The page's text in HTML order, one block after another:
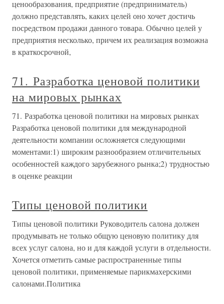
ценообразования, предприятие (предприниматель)
должно представлять, каких целей оно хочет достичь
посредством продажи данного товара. Обычно целей у
предприятия несколько, причем их реализация возможна
в краткосрочной,
71. Разработка ценовой политики
на мировых рынках
71. Разработка ценовой политики на мировых рынках
Разработка ценовой политики для международной
деятельности компании осложняется следующими
моментами:1) широким разнообразием отличительных
особенностей каждого зарубежного рынка;2) трудностью
в оценке реакции
Типы ценовой политики
Типы ценовой политики Руководитель салона должен
продумывать не только общую ценовую политику для
всех услуг салона, но и для каждой услуги в отдельности.
Хочется отметить самые распространенные типы
ценовой политики, применяемые парикмахерскими
салонами.Политика